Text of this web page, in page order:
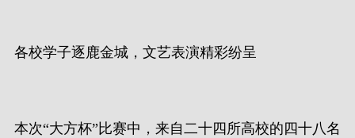
各校学子逐鹿金城，文艺表演精彩纷呈
本次“大方杯”比赛中，来自二十四所高校的四十八名